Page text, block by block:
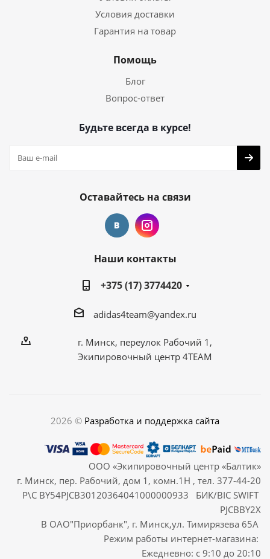
Условия доставки
Гарантия на товар
Помощь
Блог
Вопрос-ответ
Будьте всегда в курсе!
Оставайтесь на связи
Наши контакты
+375 (17) 3774420
adidas4team@yandex.ru
г. Минск, переулок Рабочий 1,
Экипировочный центр 4TEAM
2026 © Разработка и поддержка сайта
ООО «Экипировочный центр «Балтик»
г. Минск, пер. Рабочий, дом 1, комн.1Н , тел. 377-44-20
Р\С BY54PJCB30120364041000000933 БИК/BIC SWIFT
PJCBBY2X
В ОАО"Приорбанк", г. Минск,ул. Тимирязева 65А
Режим работы интернет-магазина:
Ежедневно: с 9:10 до 20:10